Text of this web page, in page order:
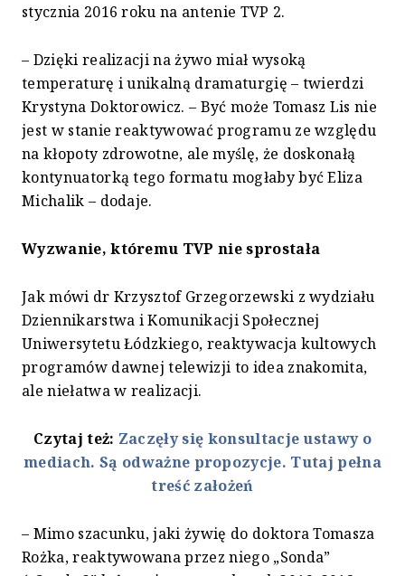
stycznia 2016 roku na antenie TVP 2.
– Dzięki realizacji na żywo miał wysoką
temperaturę i unikalną dramaturgię – twierdzi
Krystyna Doktorowicz. – Być może Tomasz Lis nie
jest w stanie reaktywować programu ze względu
na kłopoty zdrowotne, ale myślę, że doskonałą
kontynuatorką tego formatu mogłaby być Eliza
Michalik – dodaje.
Wyzwanie, któremu TVP nie sprostała
Jak mówi dr Krzysztof Grzegorzewski z wydziału
Dziennikarstwa i Komunikacji Społecznej
Uniwersytetu Łódzkiego, reaktywacja kultowych
programów dawnej telewizji to idea znakomita,
ale niełatwa w realizacji.
Czytaj też: Zaczęły się konsultacje ustawy o
mediach. Są odważne propozycje. Tutaj pełna
treść założeń
– Mimo szacunku, jaki żywię do doktora Tomasza
Rożka, reaktywowana przez niego „Sonda”